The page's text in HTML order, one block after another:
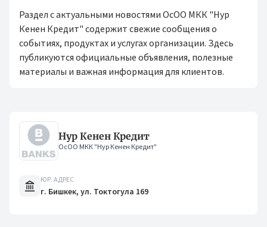
Раздел с актуальными новостями ОсОО МКК "Нур
Кенен Кредит" содержит свежие сообщения о
событиях, продуктах и услугах организации. Здесь
публикуются официальные объявления, полезные
материалы и важная информация для клиентов.
Нур Кенен Кредит
ОсОО МКК "Нур Кенен Кредит"
ЮР. АДРЕС
г. Бишкек, ул. Токтогула 169